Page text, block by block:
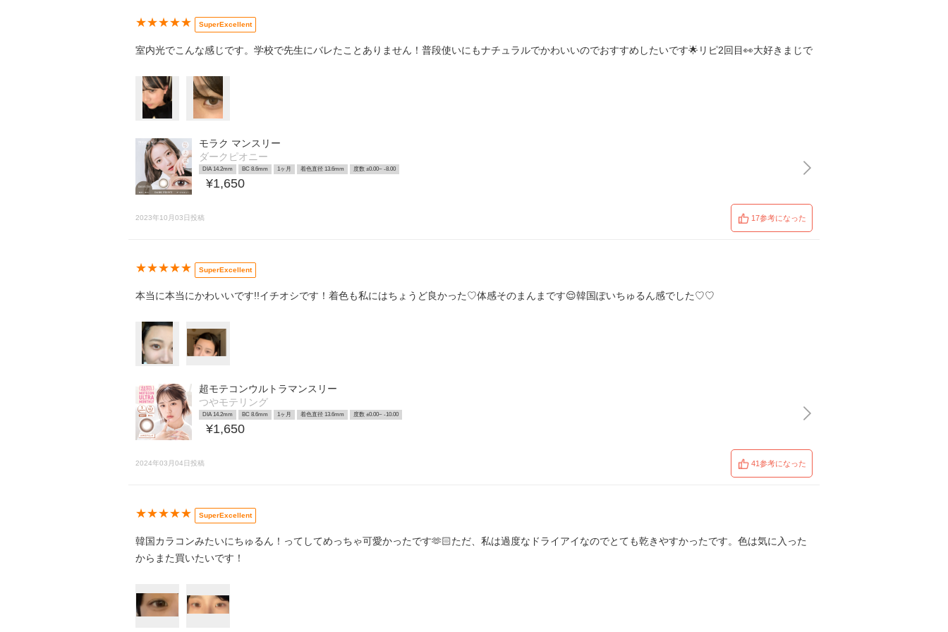
★★★★★ SuperExcellent
室内光でこんな感じです。学校で先生にバレたことありません！普段使いにもナチュラルでかわいいのでおすすめしたいです🌟リピ2回目👀大好きまじで
モラク マンスリー
ダークピオニー
DIA 14.2mm BC 8.6mm 1ヶ月 着色直径 13.6mm 度数 ±0.00~ -8.00
¥1,650
2023年10月03日投稿 17参考になった
★★★★★ SuperExcellent
本当に本当にかわいいです!!イチオシです！着色も私にはちょうど良かった♡体感そのまんまです😌韓国ぽいちゅるん感でした♡♡
超モテコンウルトラマンスリー
つやモテリング
DIA 14.2mm BC 8.6mm 1ヶ月 着色直径 13.6mm 度数 ±0.00~ -10.00
¥1,650
2024年03月04日投稿 41参考になった
★★★★★ SuperExcellent
韓国カラコンみたいにちゅるん！ってしてめっちゃ可愛かったです🫶🏻ただ、私は過度なドライアイなのでとても乾きやすかったです。色は気に入った
からまた買いたいです！